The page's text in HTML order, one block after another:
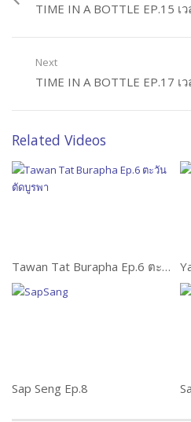
TIME IN A BOTTLE EP.15 เ
Next
TIME IN A BOTTLE EP.17 เ
Related Videos
Tawan Tat Burapha Ep.6 ตะวันตัดบูรพา
Sap Seng Ep.8